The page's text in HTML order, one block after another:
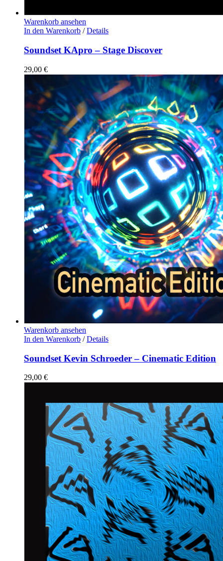
Warenkorb ansehen
In den Warenkorb / Details
Soundset KApro – Stage Discover
29,00 €
Warenkorb ansehen
In den Warenkorb / Details
Soundset Kevin Schroeder – Cinematic Edition
29,00 €